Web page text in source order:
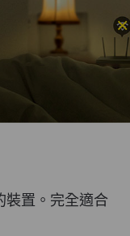
裝置。完全適合